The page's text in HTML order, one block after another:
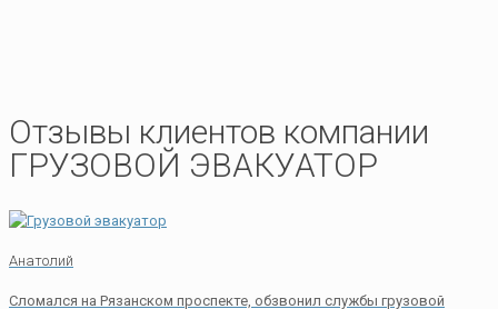
Отзывы клиентов компании
ГРУЗОВОЙ ЭВАКУАТОР
Анатолий
Сломался на Рязанском проспекте, обзвонил службы грузовой